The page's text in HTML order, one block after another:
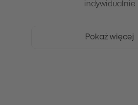
indywidualnie
Pokaż więcej